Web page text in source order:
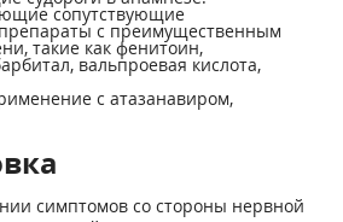
сопутствующие
с преимущественным
такие как фенитоин,
вальпроевая кислота,
с атазанавиром,
симптомов со стороны нервной